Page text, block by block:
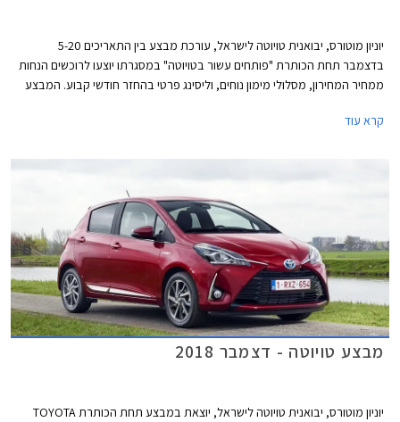
יוניון מוטורס, יבואנית טויוטה לישראל, עורכת מבצע בין התאריכים 5-20
בדצמבר תחת הכותרת "פותחים עשור בטויוטה" במסגרתו יוצעו לרוכשים הנחות
ממחיר המחירון, מסלולי מימון נוחים, וליסינג פרטי בהחזר חודשי קבוע. המבצע
20:00 ובימי ו' בין השעות 8:00-15:00.
קרא עוד
מבצע טויוטה - דצמבר 2018
יוניון מוטורס, יבואנית טויוטה לישראל, יוצאת במבצע תחת הכותרת TOYOTA